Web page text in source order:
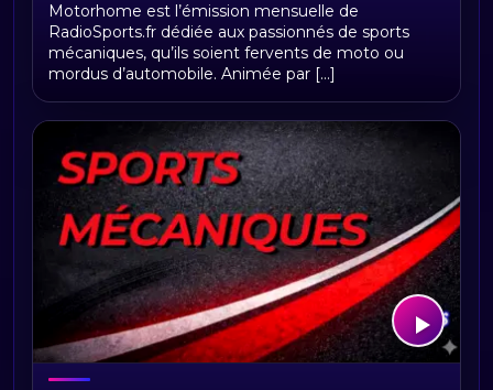
Motorhome est l’émission mensuelle de
RadioSports.fr dédiée aux passionnés de sports
mécaniques, qu’ils soient fervents de moto ou
mordus d’automobile. Animée par [...]